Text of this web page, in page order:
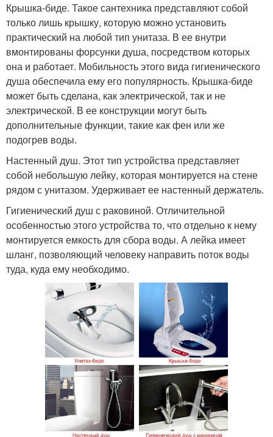
Крышка-биде. Такое сантехника представляют собой
только лишь крышку, которую можно установить
практический на любой тип унитаза. В ее внутри
вмонтированы форсунки душа, посредством которых
она и работает. Мобильность этого вида гигиенического
душа обеспечила ему его популярность. Крышка-биде
может быть сделана, как электрической, так и не
электрической. В ее конструкции могут быть
дополнительные функции, такие как фен или же
подогрев воды.
Настенный душ. Этот тип устройства представляет
собой небольшую лейку, которая монтируется на стене
рядом с унитазом. Удерживает ее настенный держатель.
Гигиенический душ с раковиной. Отличительной
особенностью этого устройства то, что отдельно к нему
монтируется емкость для сбора воды. А лейка имеет
шланг, позволяющий человеку направить поток воды
туда, куда ему необходимо.